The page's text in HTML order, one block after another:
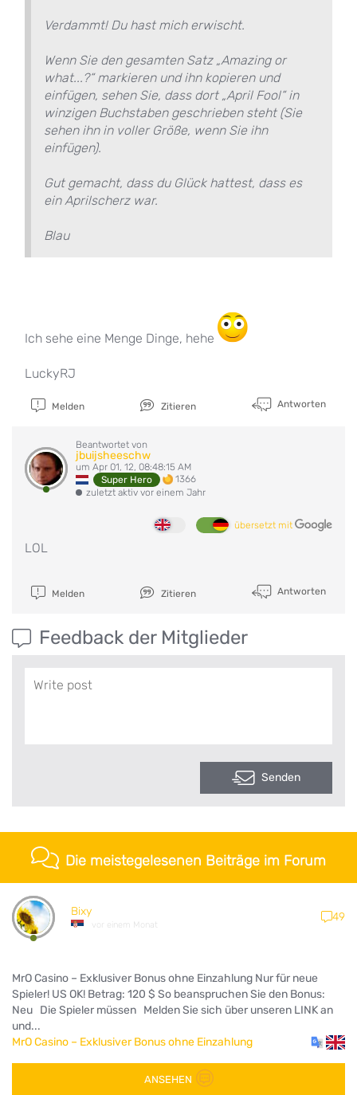
Verdammt! Du hast mich erwischt.
Wenn Sie den gesamten Satz „Amazing or
what...?“ markieren und ihn kopieren und
einfügen, sehen Sie, dass dort „April Fool“ in
winzigen Buchstaben geschrieben steht (Sie
sehen ihn in voller Größe, wenn Sie ihn
einfügen).
Gut gemacht, dass du Glück hattest, dass es
ein Aprilscherz war.
Blau
Ich sehe eine Menge Dinge, hehe
LuckyRJ
Melden Zitieren Antworten
Beantwortet von
jbuijsheeschw
um Apr 01, 12, 08:48:15 AM
Super Hero
1366
zuletzt aktiv vor einem Jahr
übersetzt mit
LOL
Melden Zitieren Antworten
Feedback der Mitglieder
Senden
Die meistegelesenen Beiträge im Forum
Bixy
vor einem Monat
49
MrO Casino – Exklusiver Bonus ohne Einzahlung Nur für neue
Spieler! US OK! Betrag: 120 $ So beanspruchen Sie den Bonus:
Neu Die Spieler müssen Melden Sie sich über unseren LINK an
und...
MrO Casino – Exklusiver Bonus ohne Einzahlung
ANSEHEN